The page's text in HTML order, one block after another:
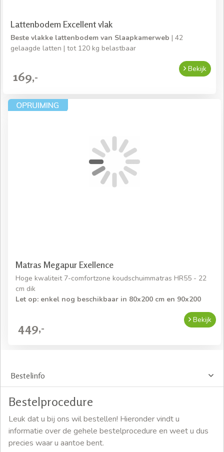
Lattenbodem Excellent vlak
Beste vlakke lattenbodem van Slaapkamerweb | 42
gelaagde latten | tot 120 kg belastbaar
169,-
Bekijk
Matras Megapur Exellence
Hoge kwaliteit 7-comfortzone koudschuimmatras HR55 - 22
cm dik
Let op: enkel nog beschikbaar in 80x200 cm en 90x200
449,-
Bekijk
Bestelinfo
Bestelprocedure
Leuk dat u bij ons wil bestellen! Hieronder vindt u
informatie over de gehele bestelprocedure en weet u dus
precies waar u aantoe bent.